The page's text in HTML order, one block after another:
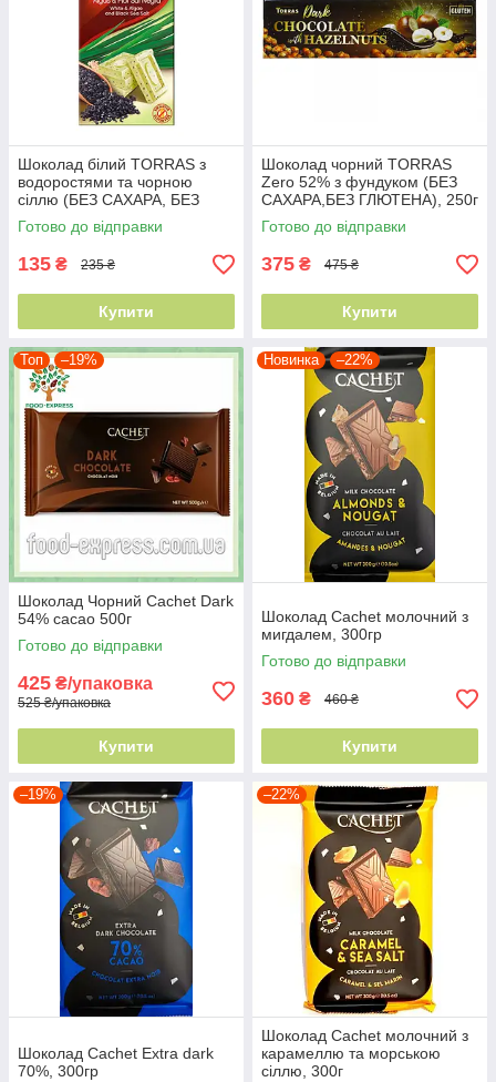
Шоколад білий TORRAS з
водоростями та чорною
сіллю (БЕЗ САХАРА, БЕЗ
ГЛЮТЕНА) 75г
Готово до відправки
135 ₴ 235 ₴
Купити
Шоколад чорний TORRAS
Zero 52% з фундуком (БЕЗ
САХАРА,БЕЗ ГЛЮТЕНА), 250г
Готово до відправки
375 ₴ 475 ₴
Купити
Топ –19%
Шоколад Чорний Cachet Dark
54% cacao 500г
Готово до відправки
425 ₴/упаковка
525 ₴/упаковка
Купити
Новинка –22%
Шоколад Cachet молочний з
мигдалем, 300гр
Готово до відправки
360 ₴ 460 ₴
Купити
–19%
Шоколад Cachet Extra dark
70%, 300гр
–22%
Шоколад Cachet молочний з
карамеллю та морською
сіллю, 300г